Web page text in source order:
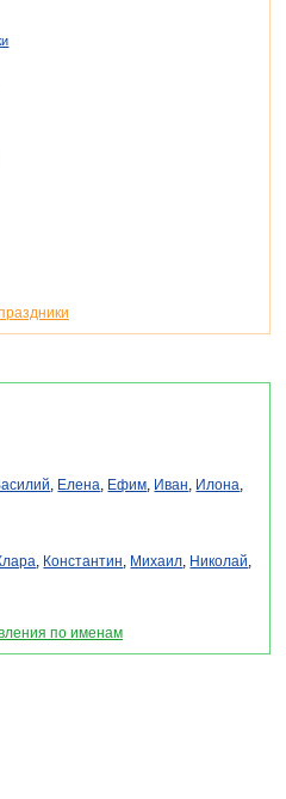
, Елена, Ефим, Иван, Илона,
, Константин, Михаил, Николай,
по именам